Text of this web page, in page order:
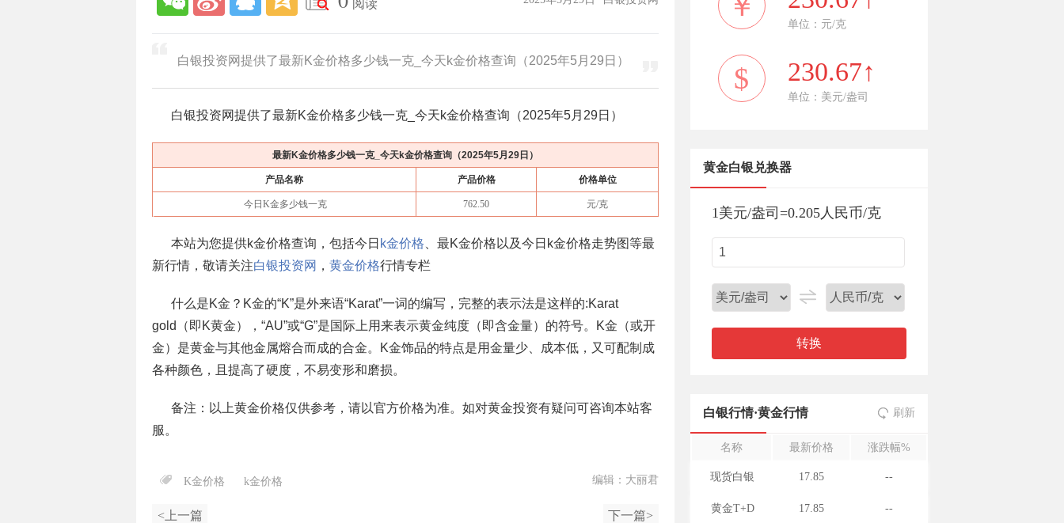
阅读
白银投资网提供了最新K金价格多少钱一克_今天k金价格查询（2025年5月29日）
白银投资网提供了最新K金价格多少钱一克_今天k金价格查询（2025年5月29日 ）
最新K金价格多少钱一克_今天k金价格查询（2025年5月29日 ）
产品名称 产品价格 价格单位
今日K金多少钱一克 762.50 元/克
本站为您提供k金价格查询，包括今日 k金价格 、最K金价格以及今日k金价格走势图等最
新行情，敬请关注白银投资网 ， 黄金价格行情专栏
什么是K金？K金的“K”是外来语“Karat”一词的编写，完整的表示法是这样的:Karat
gold（即K黄金），“AU”或“G”是国际上用来表示黄金纯度（即含金量）的符号。K金（或开
金）是黄金与其他金属熔合而成的合金。K金饰品的特点是用金量少、成本低，又可配制成
各种颜色，且提高了硬度，不易变形和磨损。
备注：以上黄金价格仅供参考，请以官方价格为准。如对黄金投资有疑问可咨询本站客
服。
K金价格 k金价格 编辑：大丽君
<上一篇 下一篇>
单位：元/克
$ 230.67↑
单位：美元/盎司
黄金白银兑换器
1美元/盎司 =0.205人民币/克
转换
白银行情·黄金行情 刷新
名称 最新价格 涨跌幅%
现货白银 17.85 --
黄金T+D 17.85 --